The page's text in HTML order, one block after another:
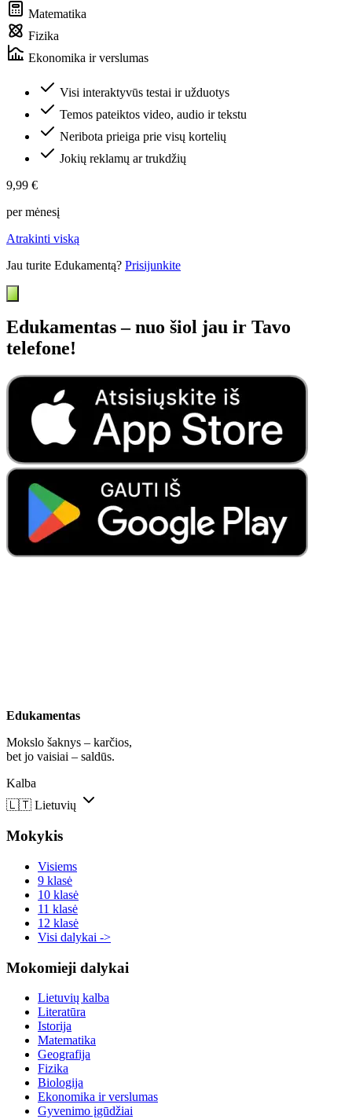
Matematika
Fizika
Ekonomika ir verslumas
Visi interaktyvūs testai ir užduotys
Temos pateiktos video, audio ir tekstu
Neribota prieiga prie visų kortelių
Jokių reklamų ar trukdžių
9,99 €
per mėnesį
Atrakinti viską
Jau turite Edukamentą? Prisijunkite
Edukamentas – nuo šiol jau ir Tavo
telefone!
Edukamentas
Mokslo šaknys – karčios,
bet jo vaisiai – saldūs.
Kalba
🇱🇹 Lietuvių
Mokykis
Visiems
9 klasė
10 klasė
11 klasė
12 klasė
Visi dalykai ->
Mokomieji dalykai
Lietuvių kalba
Literatūra
Istorija
Matematika
Geografija
Fizika
Biologija
Ekonomika ir verslumas
Gyvenimo įgūdžiai